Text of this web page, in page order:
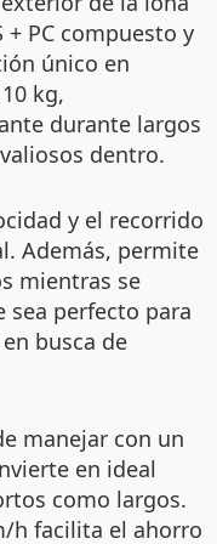
PC compuesto y
único en
kg,
durante largos
dentro.
y el recorrido
Además, permite
mientras se
sea perfecto para
busca de
manejar con un
en ideal
como largos.
h facilita el ahorro